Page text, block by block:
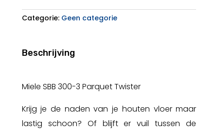
Categorie: Geen categorie
Beschrijving
Miele SBB 300-3 Parquet Twister
Krijg je de naden van je houten vloer maar
lastig schoon? Of blijft er vuil tussen de